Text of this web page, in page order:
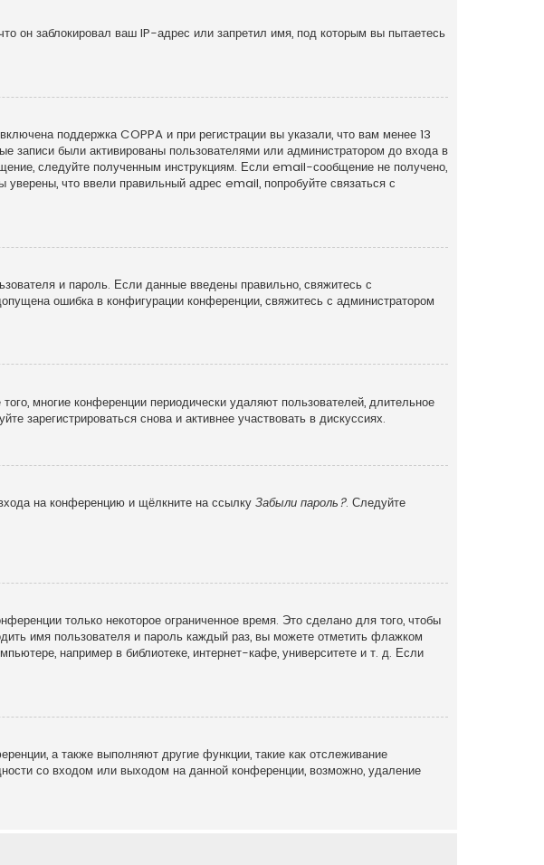
он заблокировал ваш IP-адрес или запретил имя, под которым вы пытаетесь
поддержка COPPA и при регистрации вы указали, что вам менее 13
записи были активированы пользователями или администратором до входа в
следуйте полученным инструкциям. Если email-сообщение не получено,
что ввели правильный адрес email, попробуйте связаться с
и пароль. Если данные введены правильно, свяжитесь с
ошибка в конфигурации конференции, свяжитесь с администратором
многие конференции периодически удаляют пользователей, длительное
зарегистрироваться снова и активнее участвовать в дискуссиях.
на конференцию и щёлкните на ссылку Забыли пароль?. Следуйте
только некоторое ограниченное время. Это сделано для того, чтобы
имя пользователя и пароль каждый раз, вы можете отметить флажком
например в библиотеке, интернет-кафе, университете и т. д. Если
а также выполняют другие функции, такие как отслеживание
со входом или выходом на данной конференции, возможно, удаление